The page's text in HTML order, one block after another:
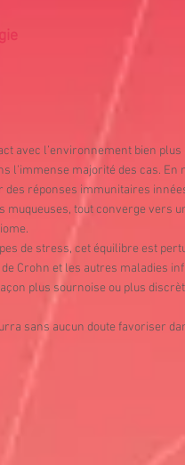
avec l’environnement bien
majorité des cas. En
réponses immunitaires
muqueuses, tout converge
de stress, cet équilibre est
Crohn et les autres maladies
plus sournoise ou plus
sans aucun doute favoriser